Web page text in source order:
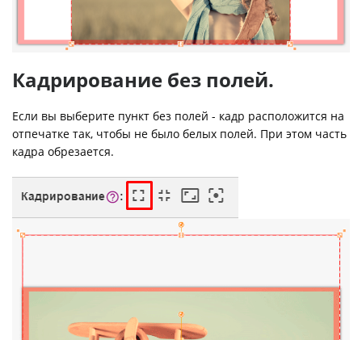
Кадрирование без полей.
Если вы выберите пункт без полей - кадр расположится на
отпечатке так, чтобы не было белых полей. При этом часть
кадра обрезается.